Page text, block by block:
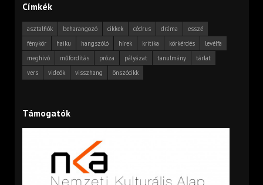
Címkék
asztalfiók beharangozó cikkek cédrus dráma
esszé
fénykör
haiku hangszóló hírek kritika körkérdés
levélfa
meghívó
műfordítás próza pályázat tanulmány
tárlat
vers
videók visszhang önszócikk
Támogatók